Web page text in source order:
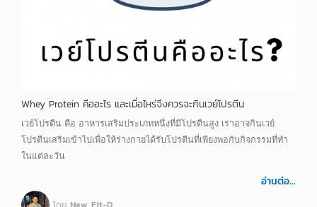
Whey Protein คืออะไร และเมื่อไหร่จึงควรจะกินเวย์โปรตีน
เวย์โปรตีน คือ อาหารเสริมประเภทหนึ่งที่มีโปรตีนสูง เราอาจกินเวย์
โปรตีนเสริมเข้าไปเพื่อให้ร่างกายได้รับโปรตีนที่เพียงพอกับกิจกรรมที่ทำ
ในแต่ละวัน
อ่านต่อ...
โดย New Fit-D